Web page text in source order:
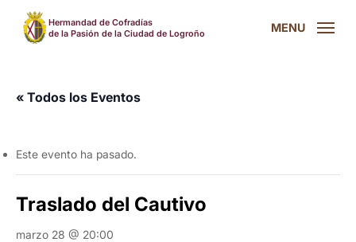
Hermandad de Cofradías
de la Pasión de la Ciudad de Logroño
MENU
« Todos los Eventos
Este evento ha pasado.
Traslado del Cautivo
marzo 28 @ 20:00